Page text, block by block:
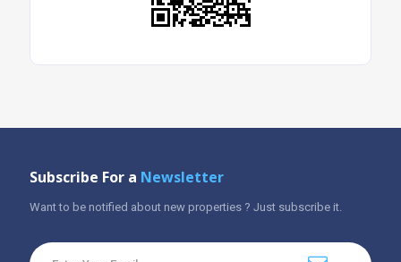
Subscribe For a Newsletter
Want to be notified about new properties ? Just subscribe it.